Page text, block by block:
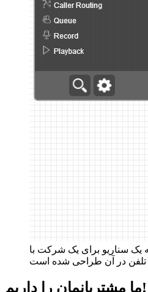
یک سناریو برای یک شرکت با
ما مشتریانمان راداریم!